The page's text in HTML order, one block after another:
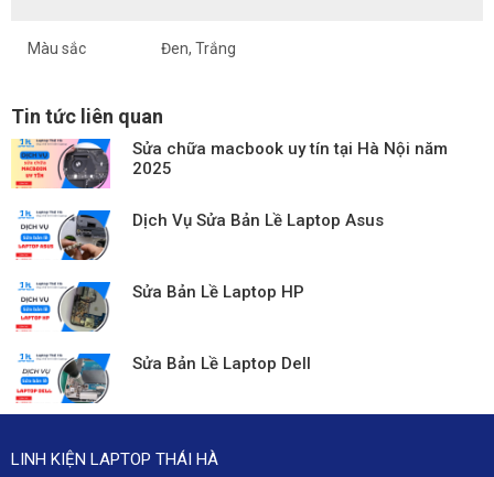
Màu sắc Đen, Trắng
Tin tức liên quan
Sửa chữa macbook uy tín tại Hà Nội năm
2025
Dịch Vụ Sửa Bản Lề Laptop Asus
Sửa Bản Lề Laptop HP
Sửa Bản Lề Laptop Dell
LINH KIỆN LAPTOP THÁI HÀ